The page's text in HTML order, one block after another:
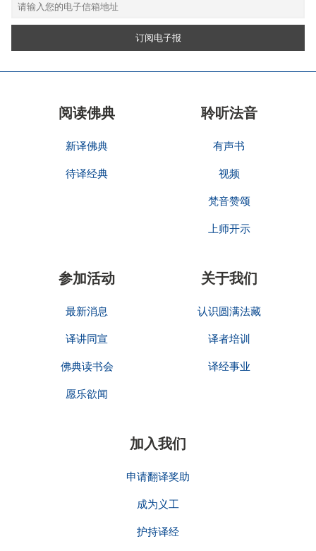
阅读佛典
新译佛典
待译经典
聆听法音
有声书
视频
梵音赞颂
上师开示
参加活动
最新消息
译讲同宣
佛典读书会
愿乐欲闻
关于我们
认识圆满法藏
译者培训
译经事业
加入我们
申请翻译奖助
成为义工
护持译经